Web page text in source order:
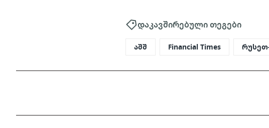
დაკავშირებული თეგები
აშშ Financial Times